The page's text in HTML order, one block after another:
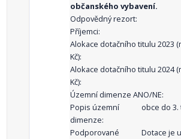
občanského vybavení.
Odpovědný rezort:
Příjemci:
Alokace dotačního titulu 2023
Kč):
Alokace dotačního titulu 2024
Kč):
Územní dimenze ANO/NE:
Popis územní
dimenze:
obce do 3.
Podporované
Dotace je